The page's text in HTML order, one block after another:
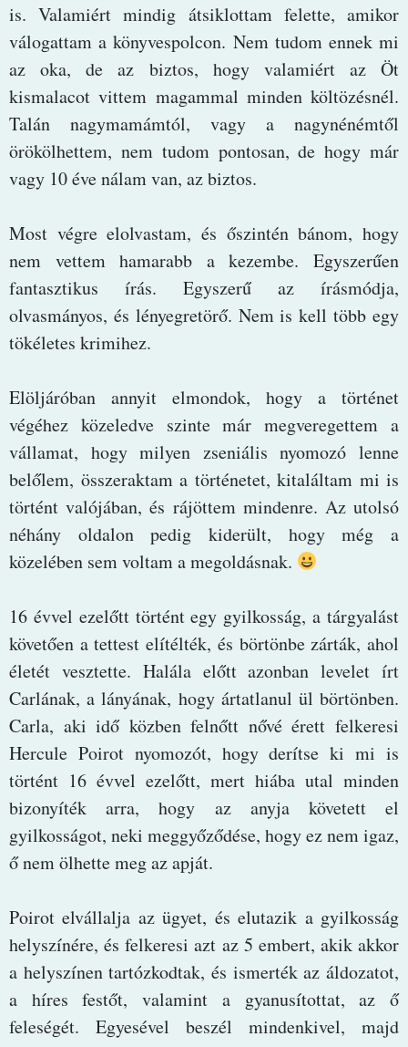
is. Valamiért mindig átsiklottam felette, amikor
válogattam a könyvespolcon. Nem tudom ennek mi
az oka, de az biztos, hogy valamiért az Öt
kismalacot vittem magammal minden költözésnél.
Talán nagymamámtól, vagy a nagynénémtől
örökölhettem, nem tudom pontosan, de hogy már
vagy 10 éve nálam van, az biztos.
Most végre elolvastam, és őszintén bánom, hogy
nem vettem hamarabb a kezembe. Egyszerűen
fantasztikus írás. Egyszerű az írásmódja,
olvasmányos, és lényegretörő. Nem is kell több egy
tökéletes krimihez.
Elöljáróban annyit elmondok, hogy a történet
végéhez közeledve szinte már megveregettem a
vállamat, hogy milyen zseniális nyomozó lenne
belőlem, összeraktam a történetet, kitaláltam mi is
történt valójában, és rájöttem mindenre. Az utolsó
néhány oldalon pedig kiderült, hogy még a
közelében sem voltam a megoldásnak.
16 évvel ezelőtt történt egy gyilkosság, a tárgyalást
követően a tettest elítélték, és börtönbe zárták, ahol
életét vesztette. Halála előtt azonban levelet írt
Carlának, a lányának, hogy ártatlanul ül börtönben.
Carla, aki idő közben felnőtt nővé érett felkeresi
Hercule Poirot nyomozót, hogy derítse ki mi is
történt 16 évvel ezelőtt, mert hiába utal minden
bizonyíték arra, hogy az anyja követett el
gyilkosságot, neki meggyőződése, hogy ez nem igaz,
ő nem ölhette meg az apját.
Poirot elvállalja az ügyet, és elutazik a gyilkosság
helyszínére, és felkeresi azt az 5 embert, akik akkor
a helyszínen tartózkodtak, és ismerték az áldozatot,
a híres festőt, valamint a gyanusítottat, az ő
feleségét. Egyesével beszél mindenkivel, majd